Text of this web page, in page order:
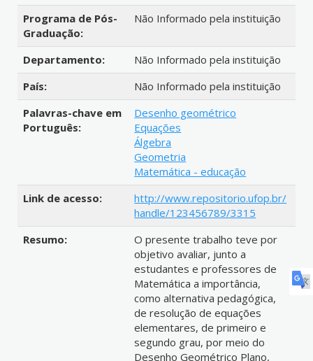
Programa de Pós-
Graduação:
Não Informado pela instituição
Departamento:
Não Informado pela instituição
País:
Não Informado pela instituição
Palavras-chave em
Português:
Desenho geométrico
Equações
Álgebra
Geometria
Matemática - educação
Link de acesso:
http://www.repositorio.ufop.br/
handle/123456789/3315
Resumo:
O presente trabalho teve por
objetivo avaliar, junto a
estudantes e professores de
Matemática a importância,
como alternativa pedagógica,
de resolução de equações
elementares, de primeiro e
segundo grau, por meio do
Desenho Geométrico Plano,